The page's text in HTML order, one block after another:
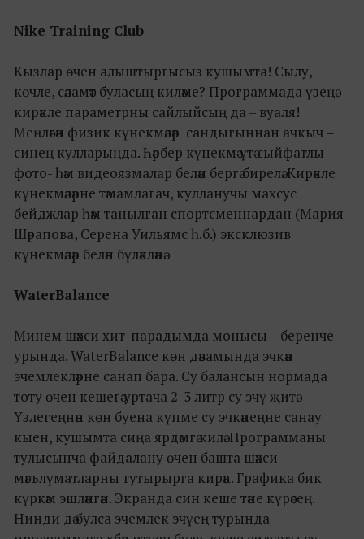
Nike Training Club
Кызлар өчен алыштыргысыз кушымта! Сылу,
көчле, сәламәт буласың киләме? Программада үзеңә
кирәкле параметрны сайлыйсың да – вуаля!
Меңләгән физик күнекмәләр сандыгыннан ачкыч ‒
синең кулларыңда. Һәрбер күнекмә үтә сыйфатлы
фото- һәм видеоязмалар белән бергә бирелә. Кирәкле
күнекмәләрне тәмамлагач, кулланучы махсус
бейджлар һәм танылган спортсменнардан (Мария
Шәрапова, Серена Уильямс һ.б.) эксклюзив
күнекмәләр белән бүләкләнә.
WaterBalance
Минем шәхси хит-парадымда монысы – беренче
урында. WaterBalance көн дәвамында эчкән
эчемлекләрне санап бара. Су балансын нормада
тоту өчен кешегә уртача 2-3 литр су эчү җитә.
Үзлегеңнән көн буена күпме су эчкәнеңне санау
кыен, кушымта сиңа ярдәмгә килә. Программаны
тулысынча файдалану өчен башта шәхси
мәгълүматларны тутырырга кирәк. Графика бик
күркәм эшләнгән. Экранда син кеше тәне күрәсең.
Нинди дә булса эчемлек эчүең турында